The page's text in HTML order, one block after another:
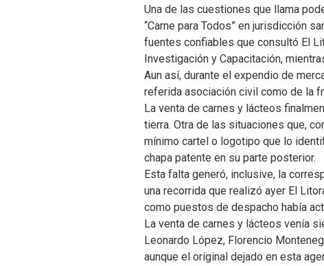
Una de las cuestiones que llama
“Carne para Todos” en jurisdicción
fuentes confiables que consultó El
Investigación y Capacitación,
Aun así, durante el expendio de
referida asociación civil como de la
La venta de carnes y lácteos
tierra. Otra de las situaciones que,
mínimo cartel o logotipo que lo
chapa patente en su parte posterior.
Esta falta generó, inclusive, la
una recorrida que realizó ayer El
como puestos de despacho había
La venta de carnes y lácteos venía
Leonardo López, Florencio
aunque el original dejado en esta